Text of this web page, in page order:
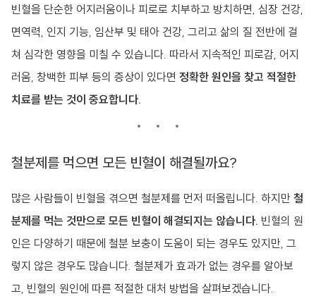
빈혈을 단순한 어지러움이나 피로로 치부하고 방치하면, 심장 건강,
면역력, 인지 기능, 임산부 및 태아 건강, 그리고 삶의 질 전반에 걸
쳐 심각한 영향을 미칠 수 있습니다. 따라서 지속적인 피로감, 어지
러움, 창백한 피부 등의 증상이 있다면 정확한 원인을 찾고 적절한
치료를 받는 것이 중요합니다.
철분제를 먹으면 모든 빈혈이 해결될까요?
많은 사람들이 빈혈을 겪으면 철분제를 먼저 떠올립니다. 하지만 철
분제를 먹는 것만으로 모든 빈혈이 해결되지는 않습니다. 빈혈의 원
인은 다양하기 때문에 철분 보충이 도움이 되는 경우도 있지만, 그
렇지 않은 경우도 많습니다. 철분제가 효과가 없는 경우를 알아보
고, 빈혈의 원인에 따른 적절한 대처 방법을 살펴보겠습니다.